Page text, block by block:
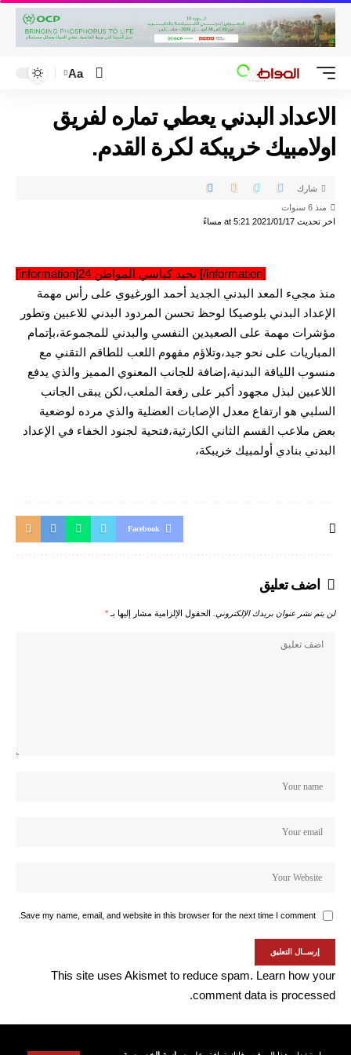
Aa
الاعداد البدني يعطي تماره لفريق
اولامبيك خريبكة لكرة القدم.
اخر تحديث 2021/01/17 at 5:21 مساءً
منذ 6 سنوات
شارك
[information]نجيد كباسي المواطن 24 [/information]
منذ مجيء المعد البدني الجديد أحمد الورغيوي على رأس مهمة
الإعداد البدني بلوصيكا لوحظ تحسن المردود البدني للاعبين وتطور
مؤشرات مهمة على الصعيدين النفسي والبدني للمجموعة،بإتمام
المباريات على نحو جيد،وتلاؤم مفهوم اللعب للطاقم التقني مع
منسوب اللياقة البدنية،إضافة للجانب المعنوي المميز والذي يدفع
اللاعبين لبذل مجهود أكبر على رقعة الملعب،لكن يبقى الجانب
السلبي هو ارتفاع معدل الإصابات العضلية والذي مرده لوضعية
بعض ملاعب القسم الثاني الكارثية،فتحية لجنود الخفاء في الإعداد
البدني بنادي أولمبيك خريبكة،
Facebook
اضف تعليق
لن يتم نشر عنوان بريدك الإلكتروني. الحقول الإلزامية مشار إليها بـ *
Save my name, email, and website in this browser for the next time I comment.
This site uses Akismet to reduce spam. Learn how your
comment data is processed.